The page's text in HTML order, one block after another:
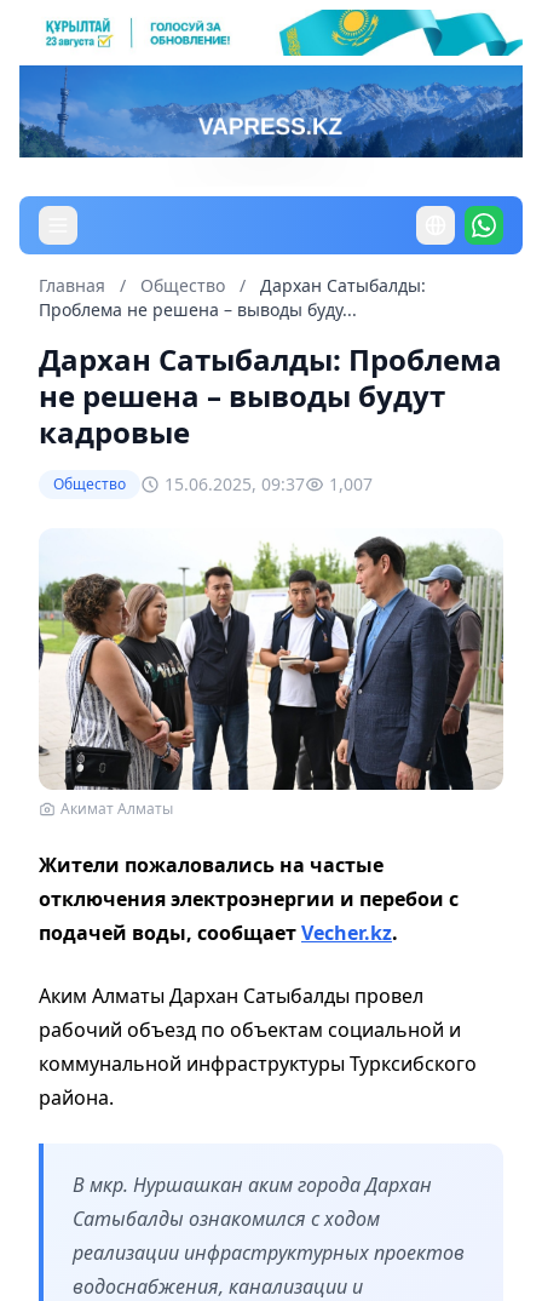
Главная / Общество /
Дархан Сатыбалды:
Проблема не решена – выводы буду...
Дархан Сатыбалды: Проблема
не решена – выводы будут
кадровые
Общество 15.06.2025, 09:37 1,007
Акимат Алматы
Жители пожаловались на частые
отключения электроэнергии и перебои с
подачей воды, сообщаетVecher.kz.
Аким Алматы Дархан Сатыбалды провел
рабочий объезд по объектам социальной и
коммунальной инфраструктуры Турксибского
района.
В мкр. Нуршашкан аким города Дархан
Сатыбалды ознакомился с ходом
реализации инфраструктурных проектов
водоснабжения, канализации и